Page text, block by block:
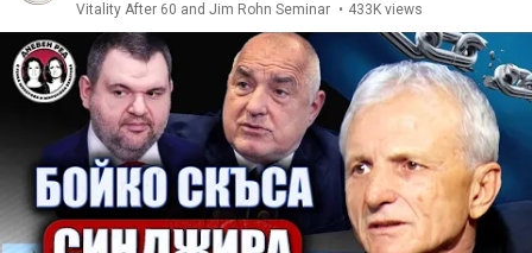
Vitality After 60 and Jim Rohn Seminar • 433K views